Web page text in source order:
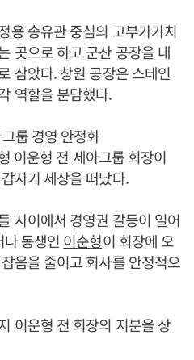
용 송유관 중심의 고부가가치
곳으로 하고 군산 공장을 내
삼았다. 창원 공장은 스테인
역할을 분담했다.
룹 경영 안정화
이운형 전 세아그룹 회장이
자기 세상을 떠났다.
사이에서 경영권 갈등이 일어
동생인 이순형이 회장에 오
음을 줄이고 회사를 안정적으
이운형 전 회장의 지분을 상